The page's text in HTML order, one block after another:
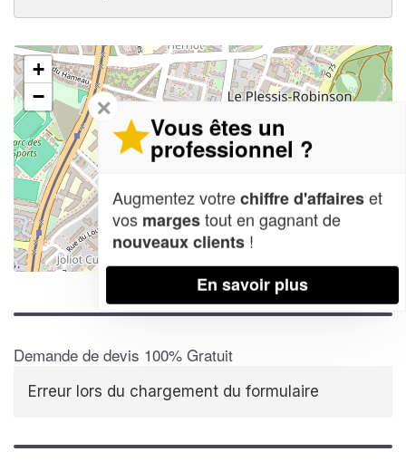
+
−
Leaflet| Map data ©OpenStreetMap contributors,CC-BY-SA
Demande de devis 100% Gratuit
Erreur lors du chargement du formulaire
✕
Vous êtes un
professionnel ?
Augmentez votrechiffre d'affaireset
vos margestout en gagnant de
nouveaux clients !
En savoir plus